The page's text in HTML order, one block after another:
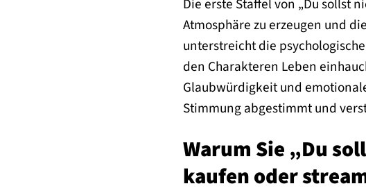
Die erste Staffel von „Du sollst
Atmosphäre zu erzeugen und
unterstreicht die
den Charakteren Leben
Glaubwürdigkeit und
Stimmung abgestimmt und
Warum Sie „Du
kaufen oder